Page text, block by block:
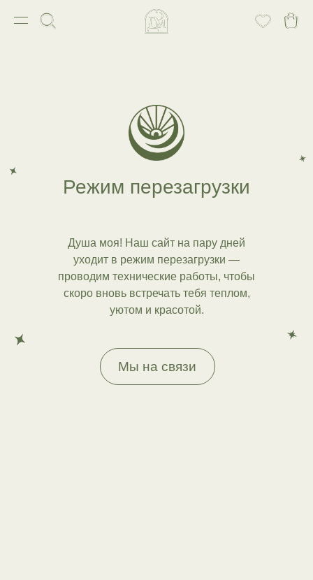
Душа моя! Наш сайт на пару дней
уходит в режим перезагрузки —
проводим технические работы, чтобы
скоро вновь встречать тебя теплом,
уютом и красотой.
Режим перезагрузки
Мы на связи